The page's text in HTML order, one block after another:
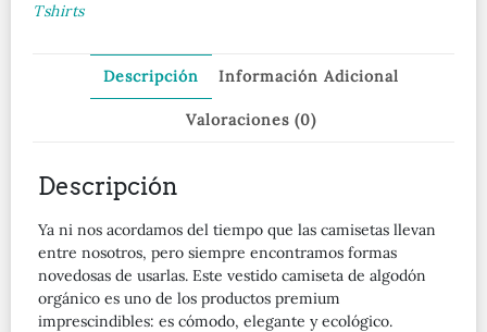
Tshirts
Descripción Información Adicional
Valoraciones (0)
Descripción
Ya ni nos acordamos del tiempo que las camisetas llevan
entre nosotros, pero siempre encontramos formas
novedosas de usarlas. Este vestido camiseta de algodón
orgánico es uno de los productos premium
imprescindibles: es cómodo, elegante y ecológico.